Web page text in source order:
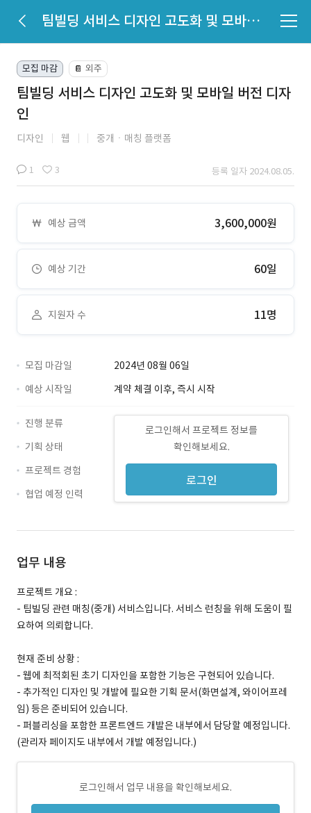
팀빌딩 서비스 디자인 고도화 및 모바일 버전 디자인
모집 마감 📔 외주
팀빌딩 서비스 디자인 고도화 및 모바일 버전 디자
인
디자인 웹 중개ㆍ매칭 플랫폼
1 3 등록 일자 2024.08.05.
예상 금액 3,600,000원
예상 기간 60일
지원자 수 11명
모집 마감일
2024년 08월 06일
예상 시작일
계약 체결 이후, 즉시 시작
로그인해서 프로젝트 정보를
확인해보세요.
로그인
진행 분류
기획 상태
프로젝트 경험
협업 예정 인력
업무 내용
프로젝트 개요 :
- 팀빌딩 관련 매칭(중개) 서비스입니다. 서비스 런칭을 위해 도움이 필
요하여 의뢰합니다.
현재 준비 상황 :
- 웹에 최적회된 초기 디자인을 포함한 기능은 구현되어 있습니다.
- 추가적인 디자인 및 개발에 필요한 기획 문서(화면설계, 와이어프레
임) 등은 준비되어 있습니다.
- 퍼블리싱을 포함한 프론트엔드 개발은 내부에서 담당할 예정입니다.
(관리자 페이지도 내부에서 개발 예정입니다.)
로그인해서 업무 내용을 확인해보세요.